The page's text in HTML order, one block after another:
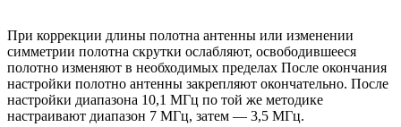
При коррекции длины полотна антенны или изменении
симметрии полотна скрутки ослабляют, освободившееся
полотно изменяют в необходимых пределах После окончания
настройки полотно антенны закрепляют окончательно. После
настройки диапазона 10,1 МГц по той же методике
настраивают диапазон 7 МГц, затем — 3,5 МГц.